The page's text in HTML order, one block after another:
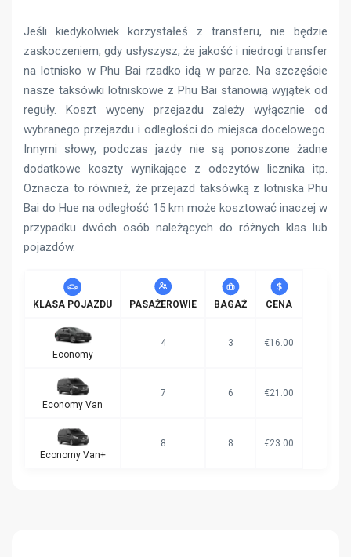
Jeśli kiedykolwiek korzystałeś z transferu, nie będzie
zaskoczeniem, gdy usłyszysz, że jakość i niedrogi transfer
na lotnisko w Phu Bai rzadko idą w parze. Na szczęście
nasze taksówki lotniskowe z Phu Bai stanowią wyjątek od
reguły. Koszt wyceny przejazdu zależy wyłącznie od
wybranego przejazdu i odległości do miejsca docelowego.
Innymi słowy, podczas jazdy nie są ponoszone żadne
dodatkowe koszty wynikające z odczytów licznika itp.
Oznacza to również, że przejazd taksówką z lotniska Phu
Bai do Hue na odległość 15 km może kosztować inaczej w
przypadku dwóch osób należących do różnych klas lub
pojazdów.
KLASA POJAZDU PASAŻEROWIE BAGAŻ CENA
Economy
4 3 €16.00
Economy Van
7 6 €21.00
Economy Van+
8 8 €23.00